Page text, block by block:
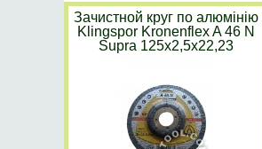
Зачистной круг по алюмінію
Klingspor Kronenflex A 46 N
Supra 125х2,5х22,23